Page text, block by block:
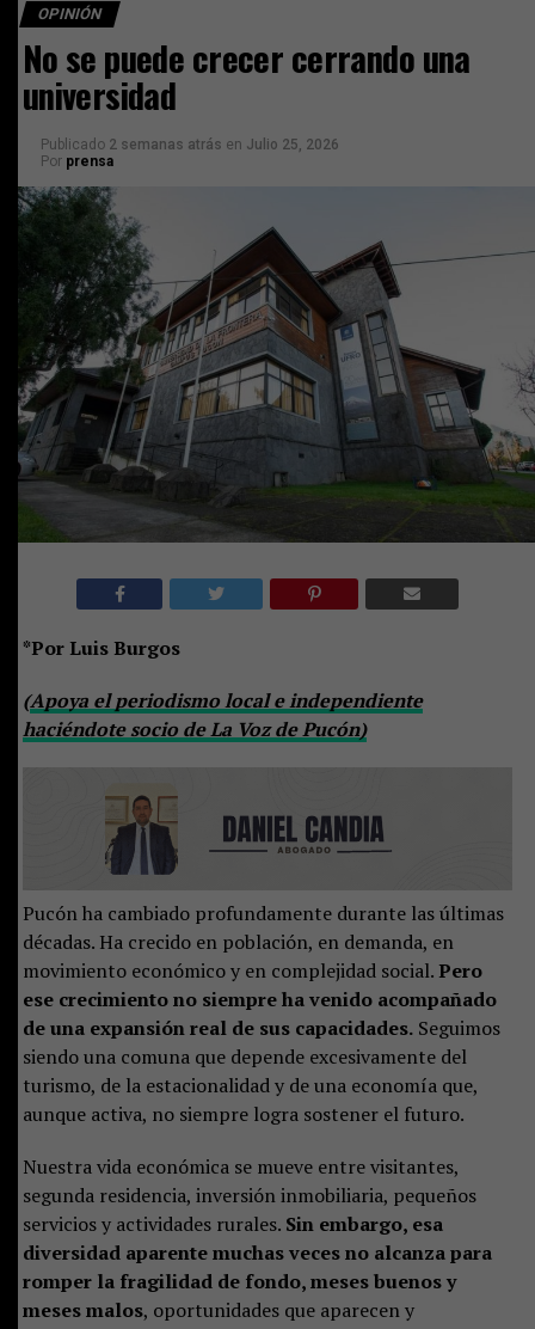
OPINIÓN
No se puede crecer cerrando una
universidad
Publicado 2 semanas atrás en Julio 25, 2026
Por prensa
*Por Luis Burgos
(Apoya el periodismo local e independiente
haciéndote socio de La Voz de Pucón)
Pucón ha cambiado profundamente durante las últimas
décadas. Ha crecido en población, en demanda, en
movimiento económico y en complejidad social. Pero
ese crecimiento no siempre ha venido acompañado
de una expansión real de sus capacidades.Seguimos
siendo una comuna que depende excesivamente del
turismo, de la estacionalidad y de una economía que,
aunque activa, no siempre logra sostener el futuro.
Nuestra vida económica se mueve entre visitantes,
segunda residencia, inversión inmobiliaria, pequeños
servicios y actividades rurales. Sin embargo, esa
diversidad aparente muchas veces no alcanza para
romper la fragilidad de fondo, meses buenos y
meses malos, oportunidades que aparecen y